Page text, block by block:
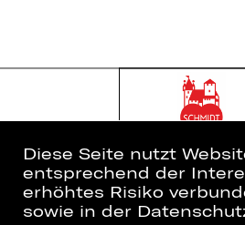
Diese Seite nutzt
entsprechend der
erhöhtes Risiko
sowie in der